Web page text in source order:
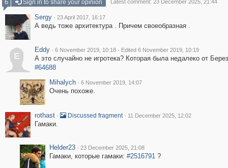
6
Sign in to share your opinion Latest comment: 23 December 2025, 21:44
Sergy · 23 April 2017, 16:17
А ведь тоже архитектура . Причем своеобразная .
E
Eddy · 6 November 2019, 10:18 · Edited 6 November 2019, 10:19
А это случайно не игротека? Которая была недалеко от
#64688
Mihalych · 6 November 2019, 14:07
Очень похоже.
rothast · Discussed fragment · 11 December 2025, 12:02
Гамаки.
Helder23 · 23 December 2025, 21:08
Гамаки, которые гамаки: #2516791?